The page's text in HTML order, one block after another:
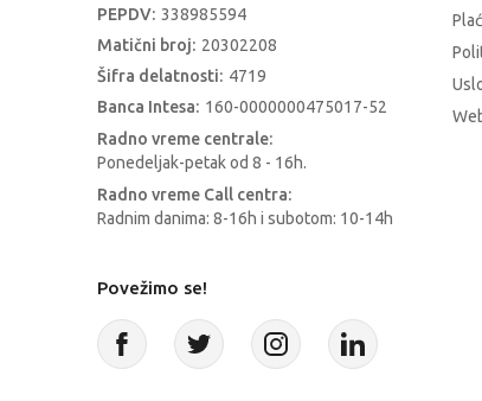
PEPDV: 338985594
Matični broj: 20302208
Šifra delatnosti: 4719
Banca Intesa: 160-0000000475017-52
Radno vreme centrale:
Ponedeljak-petak od 8 - 16h.
Radno vreme Call centra:
Radnim danima: 8-16h i subotom: 10-14h
Povežimo se!